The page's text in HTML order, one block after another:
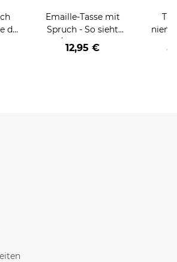
du
Emaille-Tasse mit
Spruch - So sieht
der/die beste - Ihr
Beruf - aus
12,95 €